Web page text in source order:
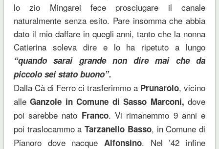
lo zio Mingarei fece prosciugare il canale
naturalmente senza esito. Pare insomma che abbia
dato il mio daffare in quegli anni, tanto che la nonna
Catierina soleva dire e lo ha ripetuto a lungo
“quando sarai grande non dire mai che da
piccolo sei stato buono”.
Dalla Cà di Ferro ci trasferimmo a Prunarolo, vicino
alleGanzole in Comune di Sasso Marconi, dove
poi sarebbe nato Franco. Vi rimanemmo 9 anni e
poi traslocammo aTarzanello Basso, in Comune di
Pianoro dove nacque Alfonsino. Nel ’42 infine